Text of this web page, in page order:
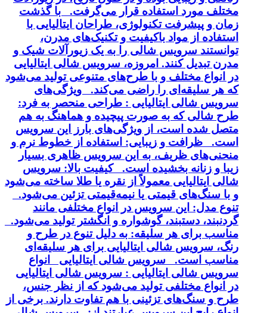
مختلف مورد استفاده قرار می‌گرفت. با گذشت
زمان و پیشرفت تکنولوژی، طراحان ایتالیایی با
استفاده از مواد باکیفیت و تکنیک‌های مدرن،
توانستند سرویس شالی را به یک زیورآلات شیک و
مدرن تبدیل کنند. امروزه، سرویس شالی ایتالیایی
در انواع مختلف و با طرح‌های متنوعی تولید می‌شود
که هر سلیقه‌ای را راضی می‌کند. ویژگی‌های
سرویس شالی ایتالیایی : طراحی منحصر به فرد:
طرح شالی که به صورت پیچیده و هماهنگ به هم
متصل شده است، از ویژگی‌های بارز این سرویس
است. ظرافت و زیبایی: استفاده از خطوط نرم و
منحنی‌های ظریف، به این سرویس ظاهری بسیار
زیبا و زنانه بخشیده است. کیفیت بالا: سرویس
شالی ایتالیایی معمولاً از نقره یا طلا ساخته می‌شود
و با سنگ‌های قیمتی یا نیمه‌قیمتی تزئین می‌شود.
تنوع مدل: این سرویس در انواع مختلفی مانند
گردنبند، دستبند، گوشواره و انگشتر تولید می‌شود.
مناسب برای هر سلیقه: به دلیل تنوع در طرح و
رنگ، سرویس شالی ایتالیایی برای هر سلیقه‌ای
مناسب است. سرویس شالی ایتالیایی انواع
سرویس شالی ایتالیایی : سرویس شالی ایتالیایی
در انواع مختلفی تولید می‌شود که از نظر جنس،
طرح و سنگ‌های تزئینی با هم تفاوت دارند. برخی از